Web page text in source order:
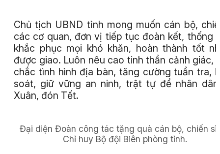
Chủ tịch UBND tỉnh mong muốn cán bộ,
các cơ quan, đơn vị tiếp tục đoàn kết, thống
khắc phục mọi khó khăn, hoàn thành tốt
được giao. Luôn nêu cao tinh thần cảnh giác,
chắc tình hình địa bàn, tăng cường tuần tra,
soát, giữ vững an ninh, trật tự để nhân
Xuân, đón Tết.
Đại diện Đoàn công tác tặng quà cán bộ, chiến sĩ
Chỉ huy Bộ đội Biên phòng tỉnh.